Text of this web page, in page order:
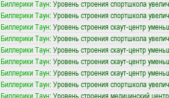
Биллерики Таун: Уровень строения спортшкола
Биллерики Таун: Уровень строения спортшкола
Биллерики Таун: Уровень строения скаут-центр
Биллерики Таун: Уровень строения спортшкола
Биллерики Таун: Уровень строения скаут-центр
Биллерики Таун: Уровень строения скаут-центр
Биллерики Таун: Уровень строения скаут-центр
Биллерики Таун: Уровень строения спортшкола
Биллерики Таун: Уровень строения медицинский